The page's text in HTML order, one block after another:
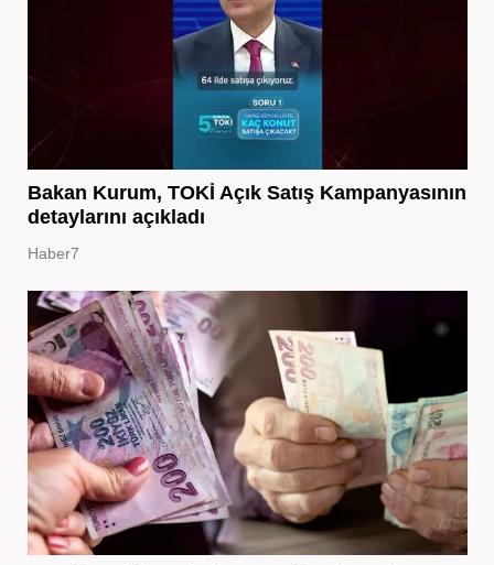
Bakan Kurum, TOKİ Açık Satış Kampanyasının
detaylarını açıkladı
Haber7